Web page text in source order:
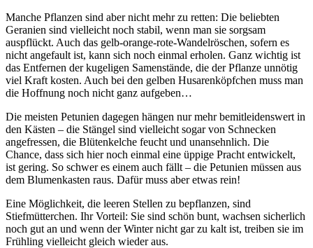
Manche Pflanzen sind aber nicht mehr zu retten: Die beliebten
Geranien sind vielleicht noch stabil, wenn man sie sorgsam
auspflückt. Auch das gelb-orange-rote-Wandelröschen, sofern es
nicht angefault ist, kann sich noch einmal erholen. Ganz wichtig ist
das Entfernen der kugeligen Samenstände, die der Pflanze unnötig
viel Kraft kosten. Auch bei den gelben Husarenköpfchen muss man
die Hoffnung noch nicht ganz aufgeben…
Die meisten Petunien dagegen hängen nur mehr bemitleidenswert in
den Kästen – die Stängel sind vielleicht sogar von Schnecken
angefressen, die Blütenkelche feucht und unansehnlich. Die
Chance, dass sich hier noch einmal eine üppige Pracht entwickelt,
ist gering. So schwer es einem auch fällt – die Petunien müssen aus
dem Blumenkasten raus. Dafür muss aber etwas rein!
Eine Möglichkeit, die leeren Stellen zu bepflanzen, sind
Stiefmütterchen. Ihr Vorteil: Sie sind schön bunt, wachsen sicherlich
noch gut an und wenn der Winter nicht gar zu kalt ist, treiben sie im
Frühling vielleicht gleich wieder aus.